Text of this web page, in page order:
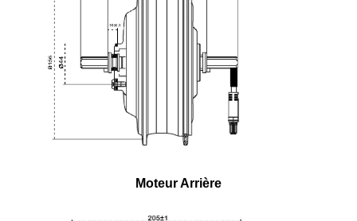
Moteur Arrière